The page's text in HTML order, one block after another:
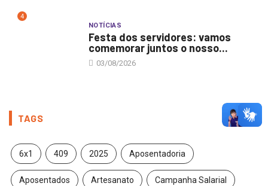
4
NOTÍCIAS
Festa dos servidores: vamos
comemorar juntos o nosso...
03/08/2026
TAGS
6x1 409 2025 Aposentadoria
Aposentados Artesanato Campanha Salarial